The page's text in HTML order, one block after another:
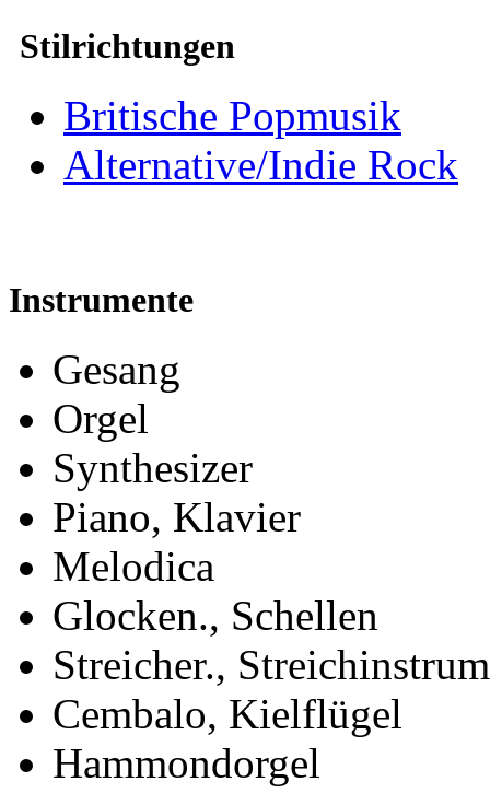
Stilrichtungen
Britische Popmusik
Alternative/Indie Rock
Instrumente
Gesang
Orgel
Synthesizer
Piano, Klavier
Melodica
Glocken., Schellen
Streicher.,
Cembalo, Kielflügel
Hammondorgel